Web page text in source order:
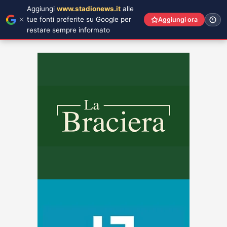
Aggiungi www.stadionews.it alle
tue fonti preferite su Google per
restare sempre informato
Aggiungi ora